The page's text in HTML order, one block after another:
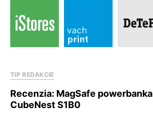
TIP REDAKCIE
Recenzia: MagSafe powerbanka
CubeNest S1B0